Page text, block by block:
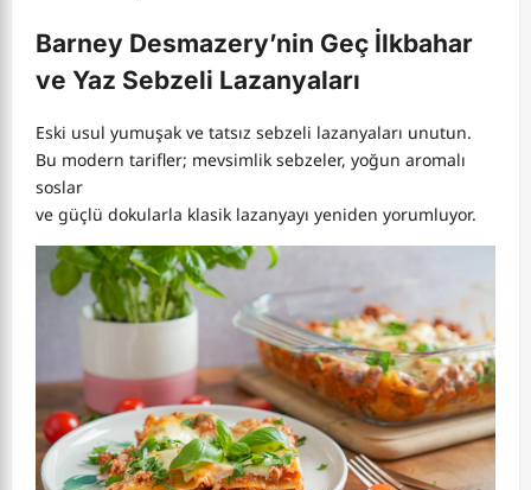
Barney Desmazery’nin Geç İlkbahar
ve Yaz Sebzeli Lazanyaları
Eski usul yumuşak ve tatsız sebzeli lazanyaları unutun.
Bu modern tarifler; mevsimlik sebzeler, yoğun aromalı
soslar
ve güçlü dokularla klasik lazanyayı yeniden yorumluyor.